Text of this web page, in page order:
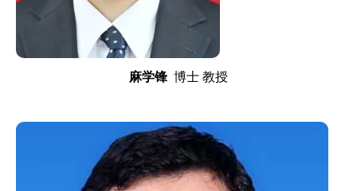
麻学锋 博士 教授